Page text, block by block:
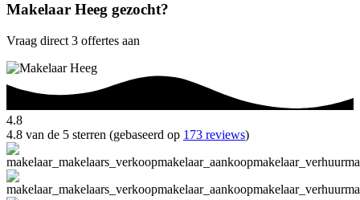
Makelaar Heeg gezocht?
Vraag direct 3 offertes aan
4.8
4.8 van de 5 sterren (gebaseerd op 173 reviews)